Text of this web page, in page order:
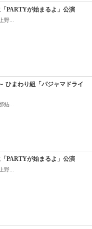
PARTYが始まるよ」公演
野...
ひまわり組「パジャマドライ
結...
PARTYが始まるよ」公演
野...